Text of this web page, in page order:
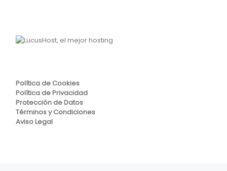
Política de Cookies
Política de Privacidad
Protección de Datos
Términos y Condiciones
Aviso Legal